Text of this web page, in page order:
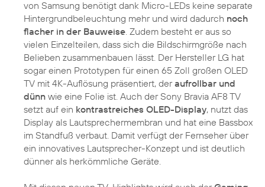
von Samsung benötigt dank Micro-LEDs keine separate
Hintergrundbeleuchtung mehr und wird dadurch noch
flacher in der Bauweise . Zudem besteht er aus so
vielen Einzelteilen, dass sich die Bildschirmgröße nach
Belieben zusammenbauen lässt. Der Hersteller LG hat
sogar einen Prototypen für einen 65 Zoll großen OLED
TV mit 4K-Auflösung präsentiert, deraufrollbar und
dünn wie eine Folie ist. Auch der Sony Bravia AF8 TV
setzt auf ein kontrastreiches OLED-Display, nutzt das
Display als Lautsprechermembran und hat eine Bassbox
im Standfuß verbaut. Damit verfügt der Fernseher über
ein innovatives Lautsprecher-Konzept und ist deutlich
dünner als herkömmliche Geräte.